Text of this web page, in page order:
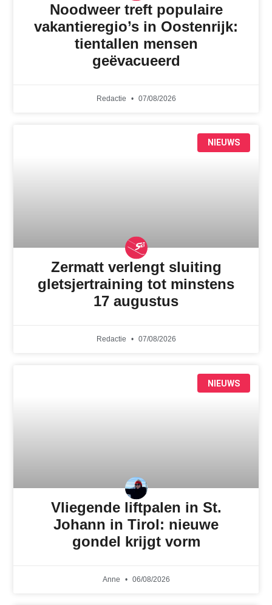
Noodweer treft populaire
vakantieregio’s in Oostenrijk:
tientallen mensen
geëvacueerd
Redactie 07/08/2026
NIEUWS
Zermatt verlengt sluiting
gletsjertraining tot minstens
17 augustus
Redactie 07/08/2026
NIEUWS
Vliegende liftpalen in St.
Johann in Tirol: nieuwe
gondel krijgt vorm
Anne 06/08/2026